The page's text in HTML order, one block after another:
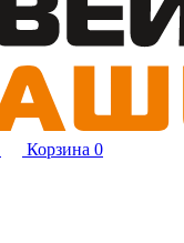
Корзина 0